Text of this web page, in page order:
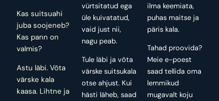
Kas suitsuahi
juba soojeneb?
Kas pann on
valmis?
Astu läbi. Võta
värske kala
kaasa. Lihtne ja
vürtsitatud ega
üle kuivatatud,
vaid just nii,
nagu peab.
Tule läbi ja võta
värske suitsukala
otse ahjust. Kui
hästi läheb, saad
ilma keemiata,
puhas maitse ja
päris kala.
Tahad proovida?
Meie e-poest
saad tellida oma
lemmikud
mugavalt koju